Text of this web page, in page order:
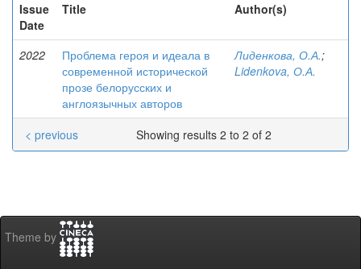
Issue
Date
Title Author(s)
2022
Проблема героя и идеала в
современной исторической
прозе белорусских и
англоязычных авторов
Лиденкова, О.А.;
Lidenkova, О.А.
Showing results 2 to 2 of 2
< previous
Theme by